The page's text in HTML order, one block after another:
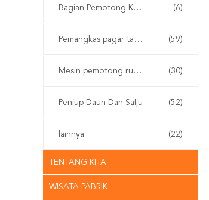
Bagian Pemotong Kuas (6)
Pemangkas pagar tanpa kabel (59)
Mesin pemotong rumput (30)
Peniup Daun Dan Salju (52)
lainnya (22)
TENTANG KITA
WISATA PABRIK